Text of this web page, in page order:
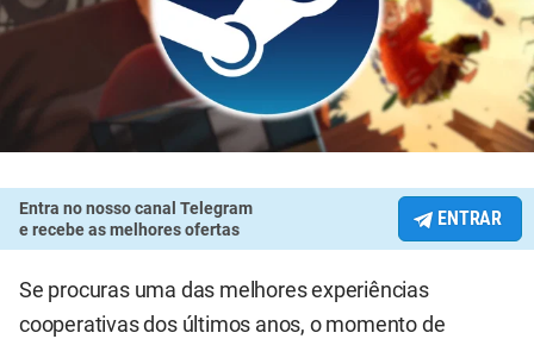
Entra no nosso canal Telegram
e recebe as melhores ofertas
ENTRAR
Se procuras uma das melhores experiências
cooperativas dos últimos anos, o momento de